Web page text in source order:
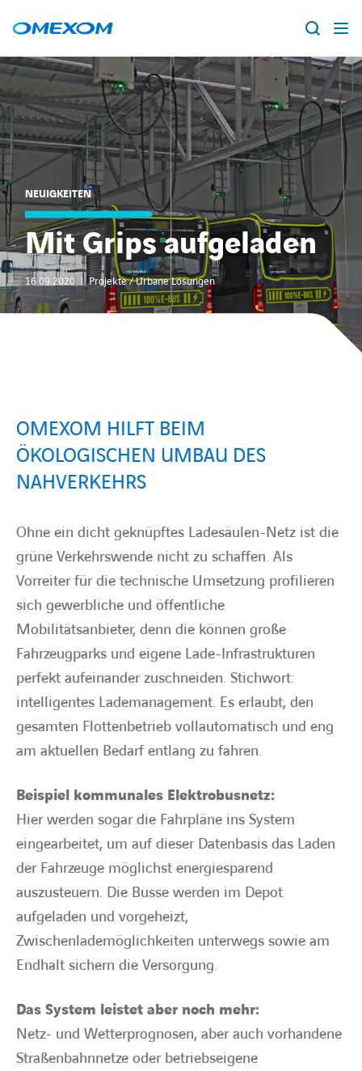
Über Omexom
Lösungen
Projekte
News
Standorte
Karriere
Suche
nach:
NEUIGKEITEN
Mit Grips aufgeladen
16.09.2020 Projekte / Urbane Lösungen
OMEXOM HILFT BEIM
ÖKOLOGISCHEN UMBAU DES
NAHVERKEHRS
Ohne ein dicht geknüpftes Ladesäulen-Netz ist die
grüne Verkehrswende nicht zu schaffen. Als
Vorreiter für die technische Umsetzung profilieren
sich gewerbliche und öffentliche
Mobilitätsanbieter, denn die können große
Fahrzeugparks und eigene Lade-Infrastrukturen
perfekt aufeinander zuschneiden. Stichwort:
intelligentes Lademanagement. Es erlaubt, den
gesamten Flottenbetrieb vollautomatisch und eng
am aktuellen Bedarf entlang zu fahren.
Beispiel kommunales Elektrobusnetz:
Hier werden sogar die Fahrpläne ins System
eingearbeitet, um auf dieser Datenbasis das Laden
der Fahrzeuge möglichst energiesparend
auszusteuern. Die Busse werden im Depot
aufgeladen und vorgeheizt,
Zwischenlademöglichkeiten unterwegs sowie am
Endhalt sichern die Versorgung.
Das System leistet aber noch mehr:
Netz- und Wetterprognosen, aber auch vorhandene
Straßenbahnnetze oder betriebseigene